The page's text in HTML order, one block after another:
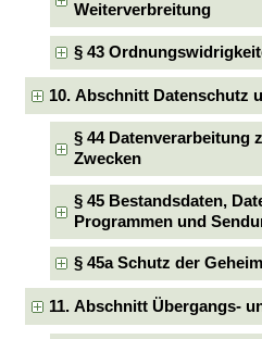
Weiterverbreitung
§ 43
10. Abschnitt Datenschutz
§ 44 Datenverarbeitung
Zwecken
§ 45 Bestandsdaten,
Programmen und
§ 45a Schutz der
11. Abschnitt Übergangs-